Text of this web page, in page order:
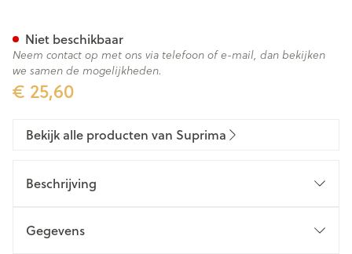
€ 25,60
Niet beschikbaar
Neem contact op met ons via telefoon of e-mail, dan bekijken
we samen de mogelijkheden.
Bekijk alle producten van Suprima
Beschrijving
Gegevens